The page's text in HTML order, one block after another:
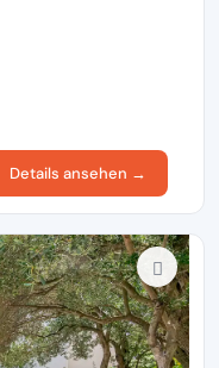
Details ansehen →